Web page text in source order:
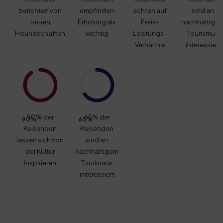
berichten von
neuen
Freundschaften
empfinden
Erholung als
wichtig
achten auf
Preis-
Leistungs-
Verhältnis
sind an
Tourismus
interessiert
90%
90% der
Reisenden
lassen sich von
der Kultur
inspirieren
65%
65% der
Reisenden
sind an
nachhaltigem
Tourismus
interessiert